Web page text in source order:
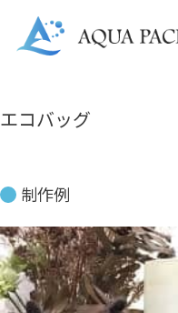
エコバッグ
制作例